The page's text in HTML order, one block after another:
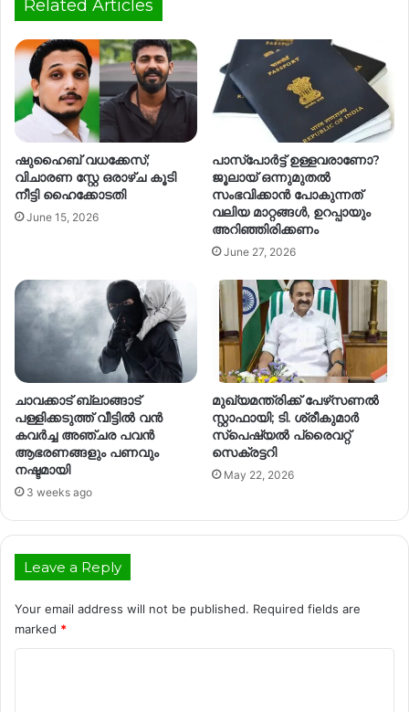
Related Articles
ഷുഹൈബ് വധക്കേസ്;
വിചാരണ സ്റ്റേ ഒരാഴ്ച കൂടി
നീട്ടി ഹൈക്കോടതി
June 15, 2026
പാസ്പോർട്ട് ഉള്ളവരാണോ?
‍ജൂലായ് ഒന്നുമുതൽ
സംഭവിക്കാൻ പോകുന്നത്
വലിയ മാറ്റങ്ങൾ, ഉറപ്പായും
അറിഞ്ഞിരിക്കണം
June 27, 2026
ചാവക്കാട് ബ്ലാങ്ങാട്
പള്ളിക്കടുത്ത് വീട്ടിൽ വൻ
കവർച്ച അഞ്ചര പവൻ
ആഭരണങ്ങളും പണവും
നഷ്ടമായി
3 weeks ago
മുഖ്യമന്ത്രിക്ക് പേഴ്‌സണൽ
സ്റ്റാഫായി; ടി. ശ്രീകുമാർ
സ്‌പെഷ്യൽ പ്രൈവറ്റ്
സെക്രട്ടറി
May 22, 2026
Leave a Reply
Your email address will not be published. Required fields are
marked *